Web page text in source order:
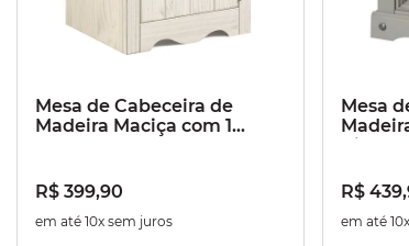
Mesa de Cabeceira de
Madeira Maciça com 1
R$ 399,90
em até 10x sem juros
Mesa
Cinza
R$ 439,
em até 10